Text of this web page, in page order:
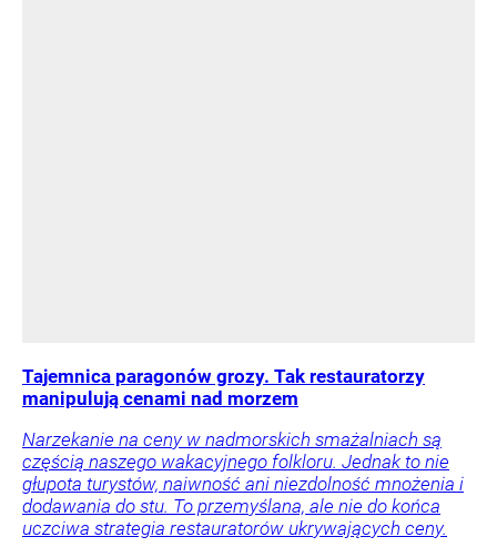
Tajemnica paragonów grozy. Tak restauratorzy
manipulują cenami nad morzem
Narzekanie na ceny w nadmorskich smażalniach są
częścią naszego wakacyjnego folkloru. Jednak to nie
głupota turystów, naiwność ani niezdolność mnożenia i
dodawania do stu. To przemyślana, ale nie do końca
uczciwa strategia restauratorów ukrywających ceny.